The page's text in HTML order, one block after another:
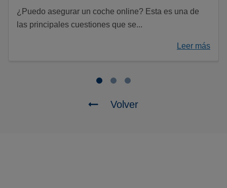
¿Puedo asegurar un coche online? Esta es una de
las principales cuestiones que se...
Leer más
Volver